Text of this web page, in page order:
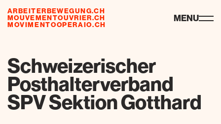
ARBEITERBEWEGUNG.CH
MOUVEMENTOUVRIER.CH
MOVIMENTOOPERAIO.CH
risorse MENU
Schweizerischer
Posthalterverband
SPV Sektion Gotthard